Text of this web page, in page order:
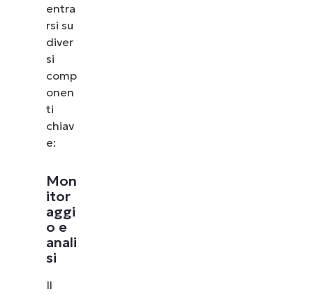
entra
rsi su
diver
si
comp
onen
ti
chiav
e:
Mon
itor
aggi
o e
anali
si
Il